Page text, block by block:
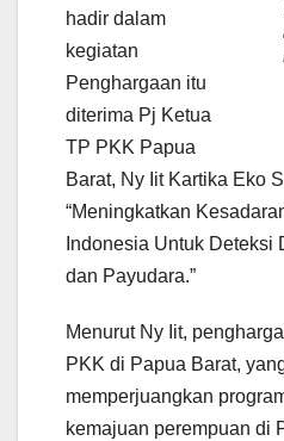
hadir dalam
kegiatan
Penghargaan itu
diterima Pj Ketua
TP PKK Papua
Barat, Ny Iit Kartika Eko
“Meningkatkan
Indonesia Untuk Deteksi
dan Payudara.”
Menurut Ny Iit,
PKK di Papua Barat,
memperjuangkan
kemajuan perempuan di